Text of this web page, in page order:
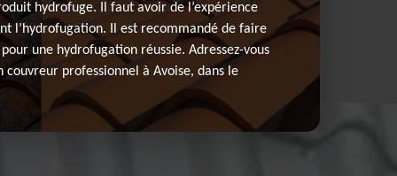
hydrofuge. Il faut avoir de l’expérience
l’hydrofugation. Il est recommandé de faire
une hydrofugation réussie. Adressez-vous
couvreur professionnel à Avoise, dans le